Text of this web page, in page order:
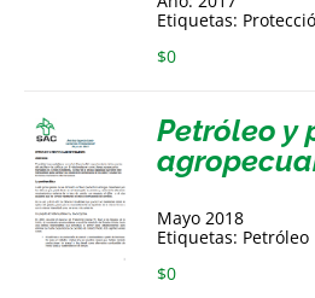
Etiquetas:
$0
Petróleo y
Mayo 2018
Etiquetas: Petróleo
$0